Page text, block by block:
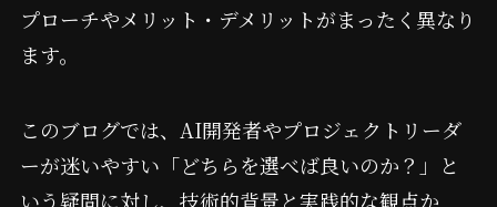
プローチやメリット・デメリットがまったく異なり
ます。
このブログでは、AI開発者やプロジェクトリーダ
ーが迷いやすい「どちらを選べば良いのか？」と
いう疑問に対し、技術的背景と実践的な観点か